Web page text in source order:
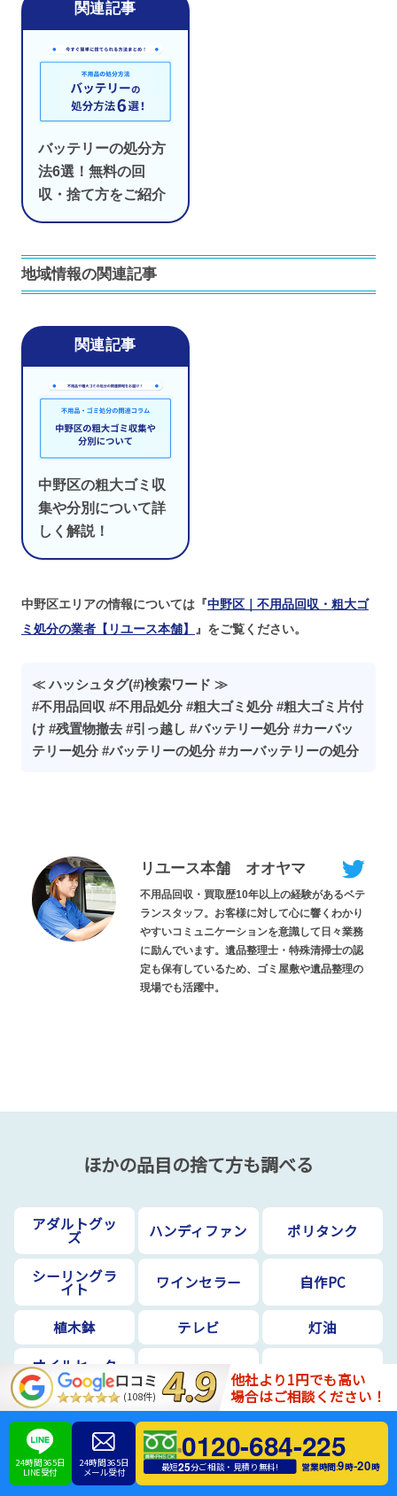
バッテリーの処分方
法6選！無料の回
収・捨て方をご紹介
地域情報の関連記事
中野区の粗大ゴミ収
集や分別について詳
しく解説！
中野区エリアの情報については『中野区｜不用品回収・粗大ゴ
ミ処分の業者【リユース本舗】
』をご覧ください。
≪ ハッシュタグ(#)検索ワード ≫
#不用品回収 #不用品処分 #粗大ゴミ処分 #粗大ゴミ片付
け #残置物撤去 #引っ越し #バッテリー処分 #カーバッ
テリー処分 #バッテリーの処分 #カーバッテリーの処分
リユース本舗 オオヤマ
不用品回収・買取歴10年以上の経験があるベテ
ランスタッフ。お客様に対して心に響くわかり
やすいコミュニケーションを意識して日々業務
に励んでいます。遺品整理士・特殊清掃士の認
定も保有しているため、ゴミ屋敷や遺品整理の
現場でも活躍中。
ほかの品目の捨て方も調べる
アダルトグッ
ズ ハンディファン ポリタンク
シーリングラ
イト ワインセラー 自作PC
植木鉢 テレビ
灯油
オイルヒータ
ー 消火器 液晶モニター
タイヤ 布団 スーツケース
お守り ハロゲンヒー
ター ストーブ
口コミ
(108件)
他社より1円でも高い
場合はご相談ください！
24時間365日
LINE受付
24時間365日
メール受付
0120-684-225
最短25分ご相談・見積り無料! 営業時間:9時-20時